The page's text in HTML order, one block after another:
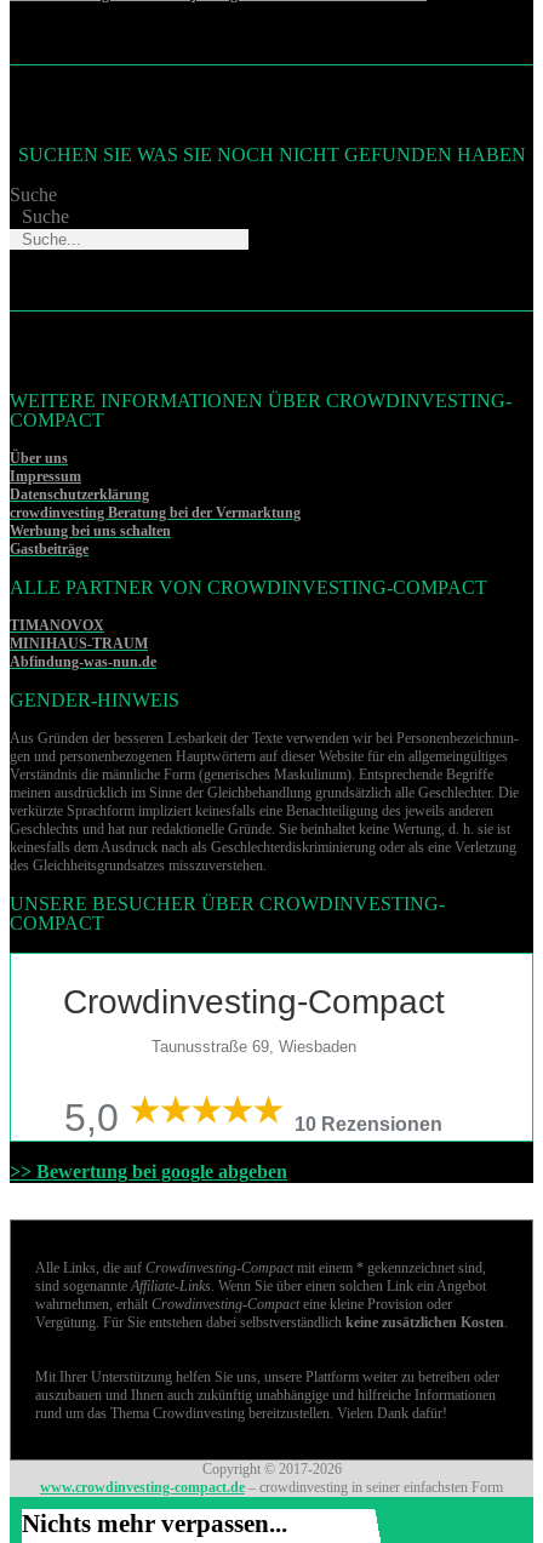
SUCHEN SIE WAS SIE NOCH NICHT GEFUNDEN HABEN
Suche
Suche
WEITERE INFORMATIONEN ÜBER CROWDINVESTING-
COMPACT
Über uns
Impressum
Datenschutzerklärung
crowdinvesting Beratung bei der Vermarktung
Werbung bei uns schalten
Gastbeiträge
ALLE PARTNER VON CROWDINVESTING-COMPACT
TIMANOVOX
MINIHAUS-TRAUM
Abfindung-was-nun.de
GENDER-HINWEIS
Aus Gründen der besseren Lesbarkeit der Texte verwenden wir bei Per­so­nen­be­zeich­nun­
gen und per­so­nen­be­zo­ge­nen Hauptwörtern auf dieser Website für ein allgemeingültiges
Verständnis die männliche Form (generisches Maskulinum). Entsprechende Begriffe
meinen ausdrücklich im Sinne der Gleichbehandlung grund­sätz­lich alle Geschlechter. Die
verkürzte Sprachform impliziert keinesfalls eine Benachteiligung des jeweils anderen
Geschlechts und hat nur redaktionelle Gründe. Sie beinhaltet keine Wertung, d. h. sie ist
keinesfalls dem Ausdruck nach als Geschlechterdiskriminierung oder als eine Verletzung
des Gleich­heits­grund­sat­zes misszuverstehen.
UNSERE BESUCHER ÜBER CROWDINVESTING-
COMPACT
Crowdinvesting-Compact
Taunusstraße 69, Wiesbaden
5,0 10 Rezensionen
>> Bewertung bei google abgeben
Alle Links, die auf Crowdinvesting-Compactmit einem * gekennzeichnet sind,
sind sogenannteAffiliate-Links. Wenn Sie über einen solchen Link ein Angebot
wahrnehmen, erhält Crowdinvesting-Compacteine kleine Provision oder
Vergütung. Für Sie entstehen dabei selbstverständlich keine zusätzlichen Kosten.
Mit Ihrer Unterstützung helfen Sie uns, unsere Plattform weiter zu betreiben oder
auszubauen und Ihnen auch zukünftig unabhängige und hilfreiche Informationen
rund um das Thema Crowdinvesting bereitzustellen. Vielen Dank dafür!
Copyright © 2017-2026
www.crowdinvesting-compact.de – crowdinvesting in seiner einfachsten Form
Nichts mehr verpassen...